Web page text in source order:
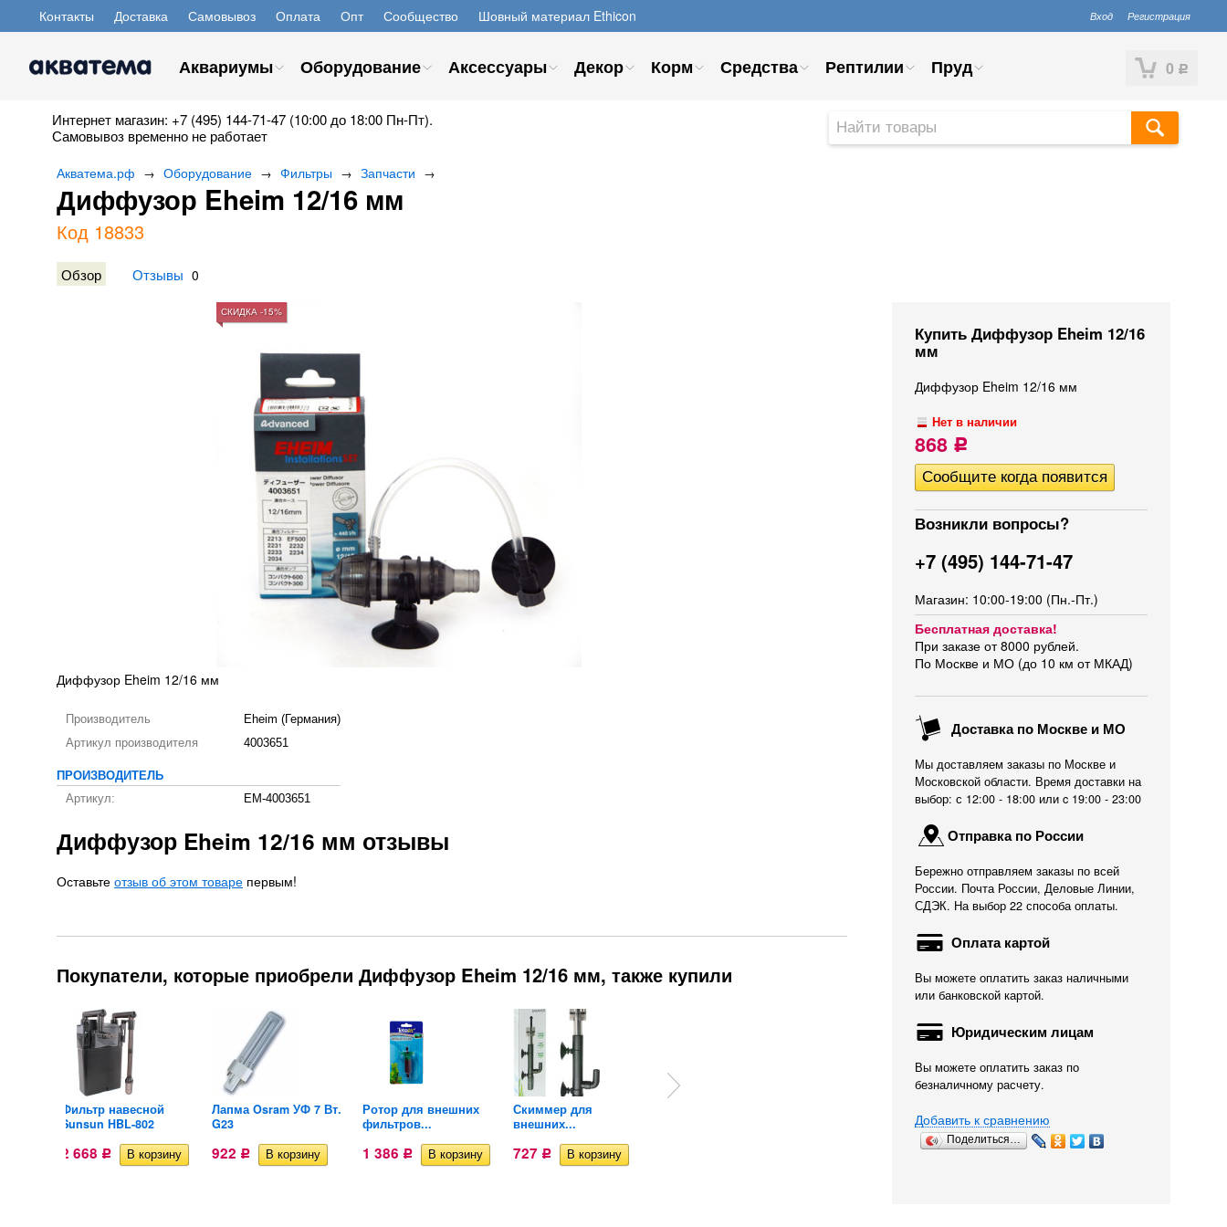
Контакты Доставка Самовывоз Оплата Опт Сообщество Шовный материал Ethicon Вход Регистрация
0 Р
Аквариумы Оборудование Аксессуары Декор Корм Средства Рептилии Пруд
Интернет магазин: +7 (495) 144-71-47 (10:00 до 18:00 Пн-Пт).
Самовывоз временно не работает
Акватема.рф → Оборудование → Фильтры → Запчасти →
Диффузор Eheim 12/16 мм
Код 18833
Обзор Отзывы 0
Купить Диффузор Eheim 12/16
мм
Диффузор Eheim 12/16 мм
Нет в наличии
868 Р
Возникли вопросы?
+7 (495) 144-71-47
Магазин: 10:00-19:00 (Пн.-Пт.)
Бесплатная доставка!
При заказе от 8000 рублей.
По Москве и МО (до 10 км от МКАД)
Доставка по Москве и МО
Мы доставляем заказы по Москве и
Московской области. Время доставки на
выбор: с 12:00 - 18:00 или c 19:00 - 23:00
Отправка по России
Бережно отправляем заказы по всей
России. Почта России, Деловые Линии,
СДЭК. На выбор 22 способа оплаты.
Оплата картой
Вы можете оплатить заказ наличными
или банковской картой.
Юридическим лицам
Вы можете оплатить заказ по
безналичному расчету.
Добавить к сравнению
Поделиться…
СКИДКА -15%
Диффузор Eheim 12/16 мм
Производитель
Eheim (Германия)
Артикул производителя
4003651
ПРОИЗВОДИТЕЛЬ
Артикул:
EM-4003651
Диффузор Eheim 12/16 мм отзывы
Оставьте отзыв об этом товаре первым!
Покупатели, которые приобрели Диффузор Eheim 12/16 мм, также купили
Фильтр навесной
Sunsun HBL-802
2 668 Р
Лапма Osram УФ 7 Вт.
G23
922 Р
Ротор для внешних
фильтров...
1 386 Р
Скиммер для
внешних...
727 Р
G23
922